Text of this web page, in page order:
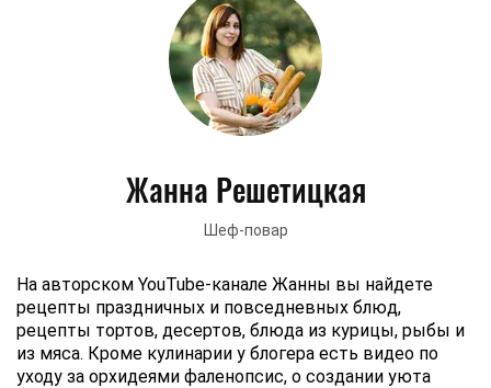
Жанна Решетицкая
Шеф-повар
На авторском YouTube-канале Жанны вы найдете
рецепты праздничных и повседневных блюд,
рецепты тортов, десертов, блюда из курицы, рыбы и
из мяса. Кроме кулинарии у блогера есть видео по
уходу за орхидеями фаленопсис, о создании уюта